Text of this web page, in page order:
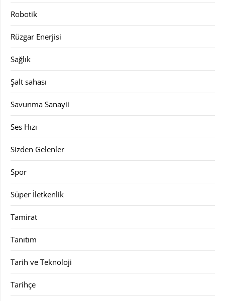
Robotik
Rüzgar Enerjisi
Sağlık
Şalt sahası
Savunma Sanayii
Ses Hızı
Sizden Gelenler
Spor
Süper İletkenlik
Tamirat
Tanıtım
Tarih ve Teknoloji
Tarihçe